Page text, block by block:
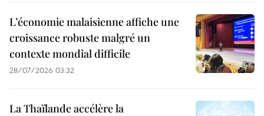
L’économie malaisienne affiche une
croissance robuste malgré un
contexte mondial difficile
28/07/2026 03:32
La Thaïlande accélère la